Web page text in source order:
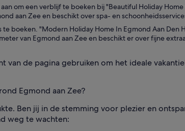
om een verblijf te boeken bij "Beautiful Holiday
aan Zee en beschikt over spa- en
boeken. "Modern Holiday Home In Egmond Aan Den
van Egmond aan Zee en beschikt er over fijne
de pagina gebruiken om het ideale
Egmond aan Zee?
Ben jij in de stemming voor plezier en
weg te wachten: